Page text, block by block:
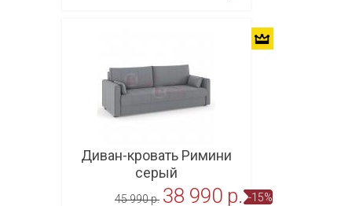
Диван-кровать Римини
серый
45 990 p. -15%
38 990 p.